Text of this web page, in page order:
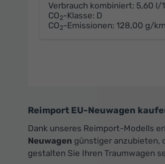
Verbrauch kombiniert: 5,60 l/
CO2-Klasse: D
CO2-Emissionen: 128,00 g/km
Reimport EU-Neuwagen
Dank unseres Reimport-Modells
Neuwagen günstiger anzubieten,
gestalten Sie Ihren Traumwagen